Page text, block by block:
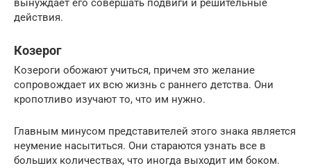
вынуждает его совершать подвиги и решительные
действия.
Козерог
Козероги обожают учиться, причем это желание
сопровождает их всю жизнь с раннего детства. Они
кропотливо изучают то, что им нужно.
Главным минусом представителей этого знака является
неумение насытиться. Они стараются узнать все в
больших количествах, что иногда выходит им боком.